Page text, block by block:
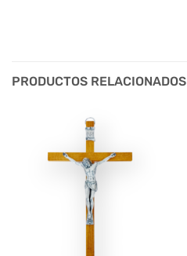
PRODUCTOS RELACIONADOS